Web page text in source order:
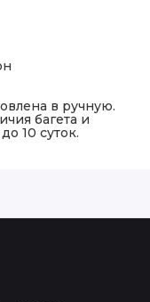
в ручную.
багета и
10 суток.